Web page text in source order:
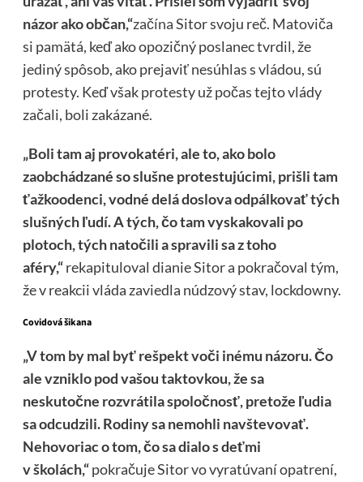
názor ako občan,“začínaSitor svoju reč. Matoviča
si pamätá, keď ako opozičný poslanec tvrdil, že
jediný spôsob, ako prejaviť nesúhlas s vládou, sú
protesty. Keď však protesty už počas tejto vlády
začali, boli zakázané.
„Boli tam aj provokatéri, ale to, ako bolo
zaobchádzané so slušne protestujúcimi, prišli tam
ťažkoodenci, vodné delá doslova odpálkovať tých
slušných ľudí. A tých, čo tam vyskakovali po
plotoch, tých natočili a spravili sa z toho
aféry,“rekapituloval dianie Sitor a pokračoval tým,
že v reakcii vláda zaviedla núdzový stav, lockdowny.
Covidová šikana
„V tom by mal byť rešpekt voči inému názoru. Čo
ale vzniklo pod vašou taktovkou, že sa
neskutočne rozvrátila spoločnosť, pretože ľudia
sa odcudzili. Rodiny sa nemohli navštevovať.
Nehovoriac o tom, čo sa dialo s deťmi
v školách,“pokračuje Sitor vo vyratúvaní opatrení,